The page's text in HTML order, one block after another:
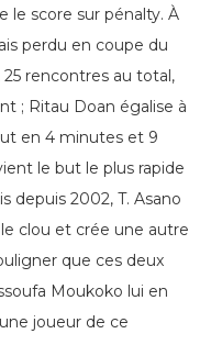
le score sur pénalty. À
perdu en coupe du
rencontres au total,
; Ritau Doan égalise à
en 4 minutes et 9
le but le plus rapide
depuis 2002, T. Asano
clou et crée une autre
que ces deux
Moukoko lui en
joueur de ce